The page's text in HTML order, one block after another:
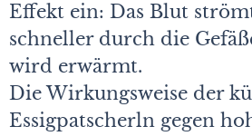
Effekt ein: Das Blut
schneller durch die
wird erwärmt.
Die Wirkungsweise der
Essigpatscherln gegen